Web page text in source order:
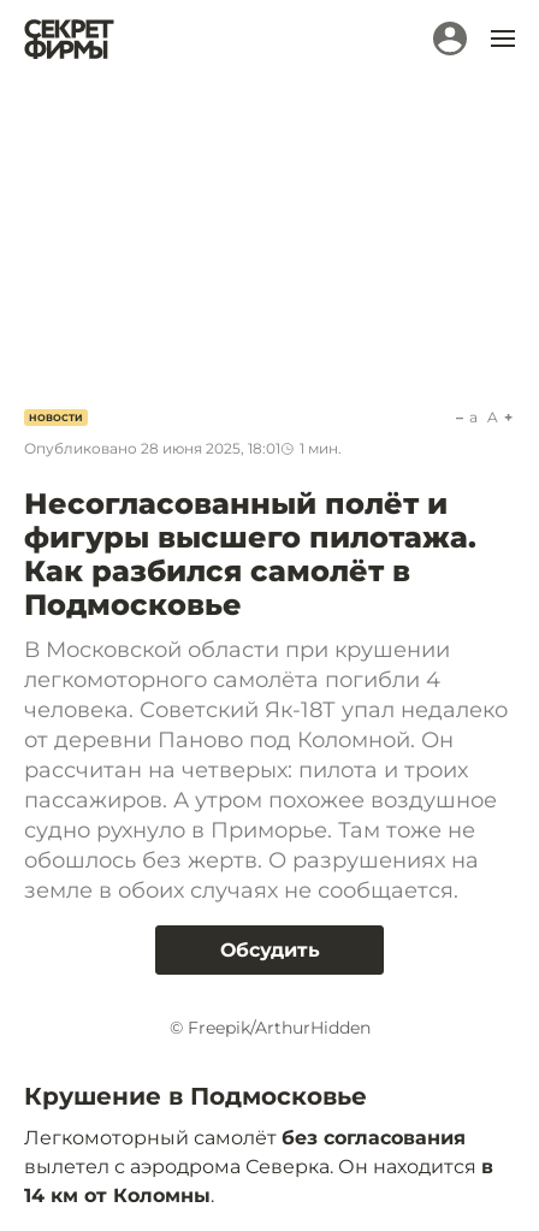
НОВОСТИ
Опубликовано 28 июня 2025, 18:01 1 мин.
a A
Несогласованный полёт и
фигуры высшего пилотажа.
Как разбился самолёт в
Подмосковье
В Московской области при крушении
легкомоторного самолёта погибли 4
человека. Советский Як-18Т упал недалеко
от деревни Паново под Коломной. Он
рассчитан на четверых: пилота и троих
пассажиров. А утром похожее воздушное
судно рухнуло в Приморье. Там тоже не
обошлось без жертв. О разрушениях на
земле в обоих случаях не сообщается.
Обсудить
© Freepik/ArthurHidden
Крушение в Подмосковье
Легкомоторный самолёт без согласования
вылетел с аэродрома Северка. Он находится в
14 км от Коломны.